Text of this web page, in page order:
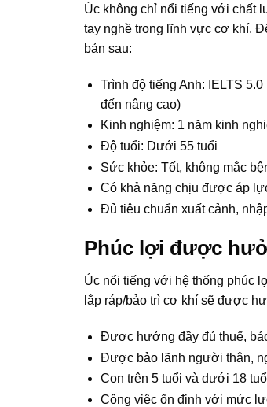
Úc không chỉ nổi tiếng với chất
tay nghề trong lĩnh vực cơ khí.
bản sau:
Trình độ tiếng Anh: IELTS
đến nâng cao)
Kinh nghiệm: 1 năm kinh
Độ tuổi: Dưới 55 tuổi
Sức khỏe: Tốt, không mắc
Có khả năng chịu được áp
Đủ tiêu chuẩn xuất cảnh,
Phúc lợi được
Úc nổi tiếng với hệ thống phúc
lắp ráp/bảo trì cơ khí sẽ được
Được hưởng đầy đủ thuế,
Được bảo lãnh người thân,
Con trên 5 tuổi và dưới 18
Công việc ổn định với mức